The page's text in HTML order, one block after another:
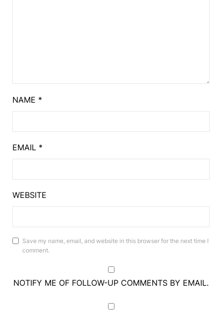
NAME *
EMAIL *
WEBSITE
Save my name, email, and website in this browser for the next time I
comment.
NOTIFY ME OF FOLLOW-UP COMMENTS BY EMAIL.